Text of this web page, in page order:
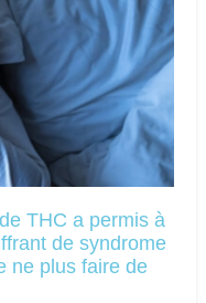
THC a permis à
de syndrome
ne plus faire de